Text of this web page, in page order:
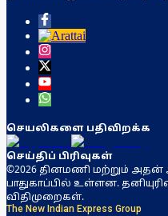
செயலிகளை பதிவிறக்க
செய்திப் பிரிவுகள்
©2026 தினமணி மற்றும்
பாதுகாப்பில் உள்ளன.
விதிமுறைகள்.
The New Indian Express Group